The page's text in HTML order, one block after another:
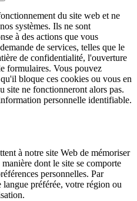
du site web et ne
systèmes. Ils ne sont
à des actions que vous
de services, telles que le
de confidentialité, l'ouverture
formulaires. Vous pouvez
bloque ces cookies ou vous en
site ne fonctionneront alors pas.
personnelle identifiable.
à notre site Web de mémoriser
dont le site se comporte
personnelles. Par
préférée, votre région ou